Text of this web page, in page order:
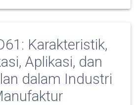
Karakteristik,
Aplikasi, dan
dalam Industri